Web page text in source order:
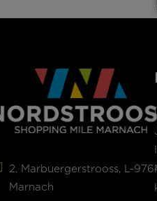
2, Marbuergerstrooss, L-
Marnach